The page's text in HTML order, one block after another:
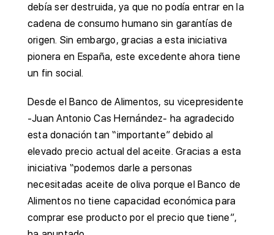
debía ser destruida, ya que no podía entrar en la
cadena de consumo humano sin garantías de
origen. Sin embargo, gracias a esta iniciativa
pionera en España, este excedente ahora tiene
un fin social.
Desde el Banco de Alimentos, su vicepresidente
-Juan Antonio Cas Hernández- ha agradecido
esta donación tan “importante” debido al
elevado precio actual del aceite. Gracias a esta
iniciativa “podemos darle a personas
necesitadas aceite de oliva porque el Banco de
Alimentos no tiene capacidad económica para
comprar ese producto por el precio que tiene”,